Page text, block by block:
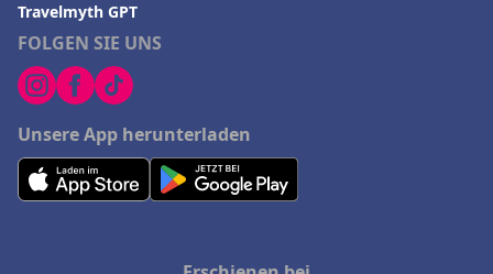
FOLGEN SIE UNS
Unsere App herunterladen
Travelmyth GPT